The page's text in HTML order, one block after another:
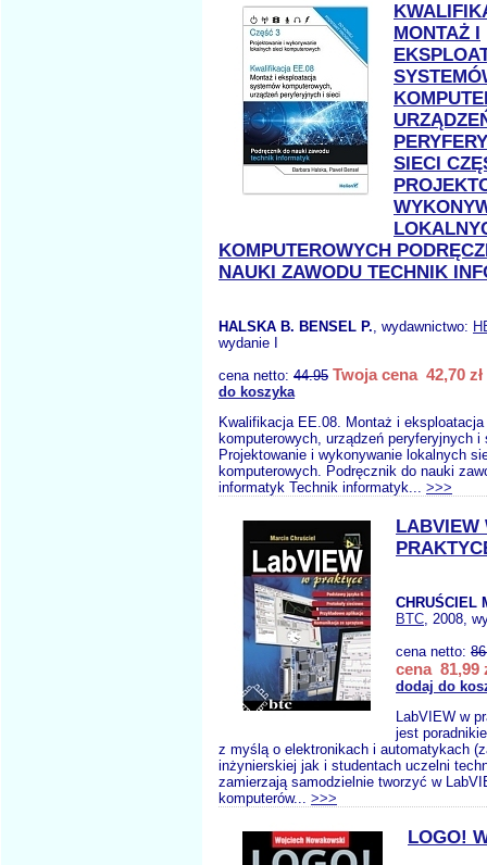
MONTAŻ I
SIECI
KOMPUTEROWYCH
NAUKI ZAWODU TECHNIK
HALSKA B. BENSEL P., wydawnictwo:
wydanie I
cena netto: 44.95 Twoja cena 42,70 zł
do koszyka
Kwalifikacja EE.08. Montaż i
komputerowych, urządzeń peryferyjnych
Projektowanie i wykonywanie lokalnych
komputerowych. Podręcznik do nauki
informatyk Technik informatyk... >>>
LABVIEW
CHRUŚCIEL
BTC, 2008,
cena netto:
cena 81,99
dodaj do
LabVIEW w
jest
z myślą o elektronikach i automatykach
inżynierskiej jak i studentach uczelni
zamierzają samodzielnie tworzyć w
komputerów... >>>
LOGO!